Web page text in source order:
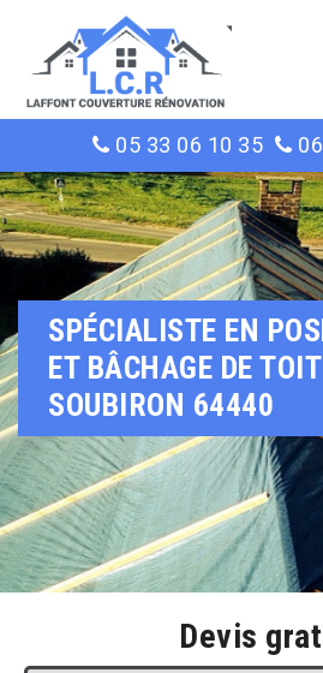
05 33 06 10 35
SPÉCIALISTE EN
ET BÂCHAGE DE
SOUBIRON 64440
Devis